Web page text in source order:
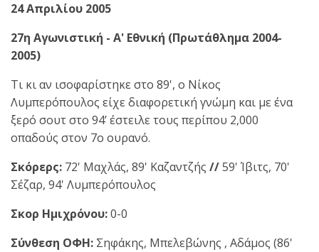
24 Απριλίου 2005
27η Αγωνιστική - Α' Εθνική (Πρωτάθλημα 2004-
2005)
Τι κι αν ισοφαρίστηκε στο 89', ο Νίκος
Λυμπερόπουλος είχε διαφορετική γνώμη και με ένα
ξερό σουτ στο 94’ έστειλε τους περίπου 2,000
οπαδούς στον 7ο ουρανό.
Σκόρερς: 72' Μαχλάς, 89' Καζαντζής //59' Ίβιτς, 70'
Σέζαρ, 94' Λυμπερόπουλος
Σκορ Ημιχρόνου:0-0
Σύνθεση ΟΦΗ: Σηφάκης, Μπελεβώνης , Αδάμος (86'